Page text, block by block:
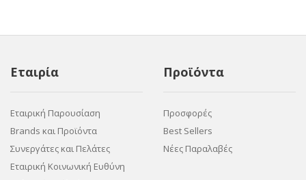
Εταιρία
Εταιρική Παρουσίαση
Brands και Προϊόντα
Συνεργάτες και Πελάτες
Εταιρική Κοινωνική Ευθύνη
Προϊόντα
Προσφορές
Best Sellers
Νέες Παραλαβές